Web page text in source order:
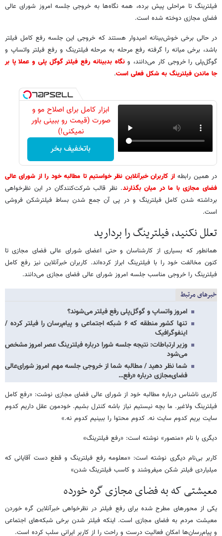
فیلترینگ تا مراحلی پیش برده، همه نگاه‌ها به خروجی جلسه امروز شورای عالی
فضای مجازی دوخته شده است.
در حالی برخی خوش‌بینانه امیدوار هستند که خروجی این جلسه رفع کامل فیلتر
باشد، برخی میانه را گرفته رفع مرحله به مرحله فیلترینگ و رفع فیلتر واتساپ و
گوگل‌پلی را خروجی کار می‌دانند، ونگاه بدبینانه رفع فیلتر گوگل پلی و عملا پا بر
جا ماندن فیلترینگ به شکل فعلی است.
ابزار کامل برای اصلاح مو و
صورت (قیمت رو ببینی باور
نمیکنی!)
باتخفیف بخر
در همین رابطهاز کاربران خبرآنلاین نظر خواستیم تا مطالبه خود را از شورای عالی
فضای مجازی با ما در میان بگذارند. نظر قالب شرکت‌کنندگان در این نظرخواهی
برداشته شدن کامل فیلترینگ و در پی آن جمع شدن بساط فیلترشکن فروشی
است.
تعلل نکنید، فیلترینگ را بردارید
همانطور که بسیاری از کارشناسان و حتی اعضای شورای عالی فضای مجازی تا
کنون مخالفت خود را با فیلترینگ ابراز کرده‌اند. کاربران خبرآنلاین نیز رفع کامل
فیلترینگ را خروجی مناسب جلسه امروز شورای عالی فضای مجازی می‌دانند.
خبرهای مرتبط
امروز واتساپ و گوگل‌پلی رفع فیلتر می‌شوند؟
تنها کشور منطقه که ۶ شبکه اجتماعی و پیام‌رسان را فیلتر کرده /
اینفوگرافیک
وزیر ارتباطات: نتیجه جلسه شورا درباره فیلترینگ عصر امروز مشخص
می‌شود
شما نظر دهید / مطالبه شما از خروجی جلسه مهم امروز شورای‌عالی
فضای‌مجازی درباره «رفع…
کاربری ناشناس درباره مطالبه خود از شورای عالی فضای مجازی نوشت: «رفع کامل
فیلترینگ ولاغیر. ما بچه نیستیم نیاز باشه کنترل بشیم. خودمون عقل داریم کدوم
سایت بریم کدوم سایت نه. کدوم محتوا را ببینیم کدوم نه.»
دیگری با نام «منصور»‌ نوشته است: «رفع فیلترینگ»
کاربر بی‌نام دیگری نوشته است: «معلومه رفع فیلترینگ و قطع دست آقایانی که
میلیاردی فیلتر شکن میفروشند و کاسب فیلترینگ شدن»
معیشتی که به فضای مجازی گره خورده
یکی از محورهای مطرح شده برای رفع فیلتر در نظرخواهی خبرآنلاین گره خوردن
معیشت مردم به فضای مجازی است. اینکه فیلتر شدن برخی شبکه‌های اجتماعی
و پیام‌رسان‌ها امکان فعالیت درست و راحت را از کاربر ایرانی سلب کرده است.